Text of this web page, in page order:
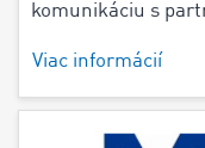
komunikáciu s
Viac informácií